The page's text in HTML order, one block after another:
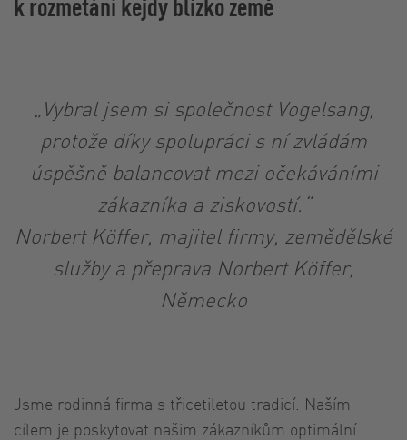
„Vybral jsem si společnost Vogelsang,
protože díky spolupráci s ní zvládám
úspěšně balancovat mezi očekáváními
zákazníka a ziskovostí.“
Norbert Köffer, majitel firmy, zemědělské
služby a přeprava Norbert Köffer,
Německo
Jsme rodinná firma s třicetiletou tradicí. Naším
cílem je poskytovat našim zákazníkům optimální